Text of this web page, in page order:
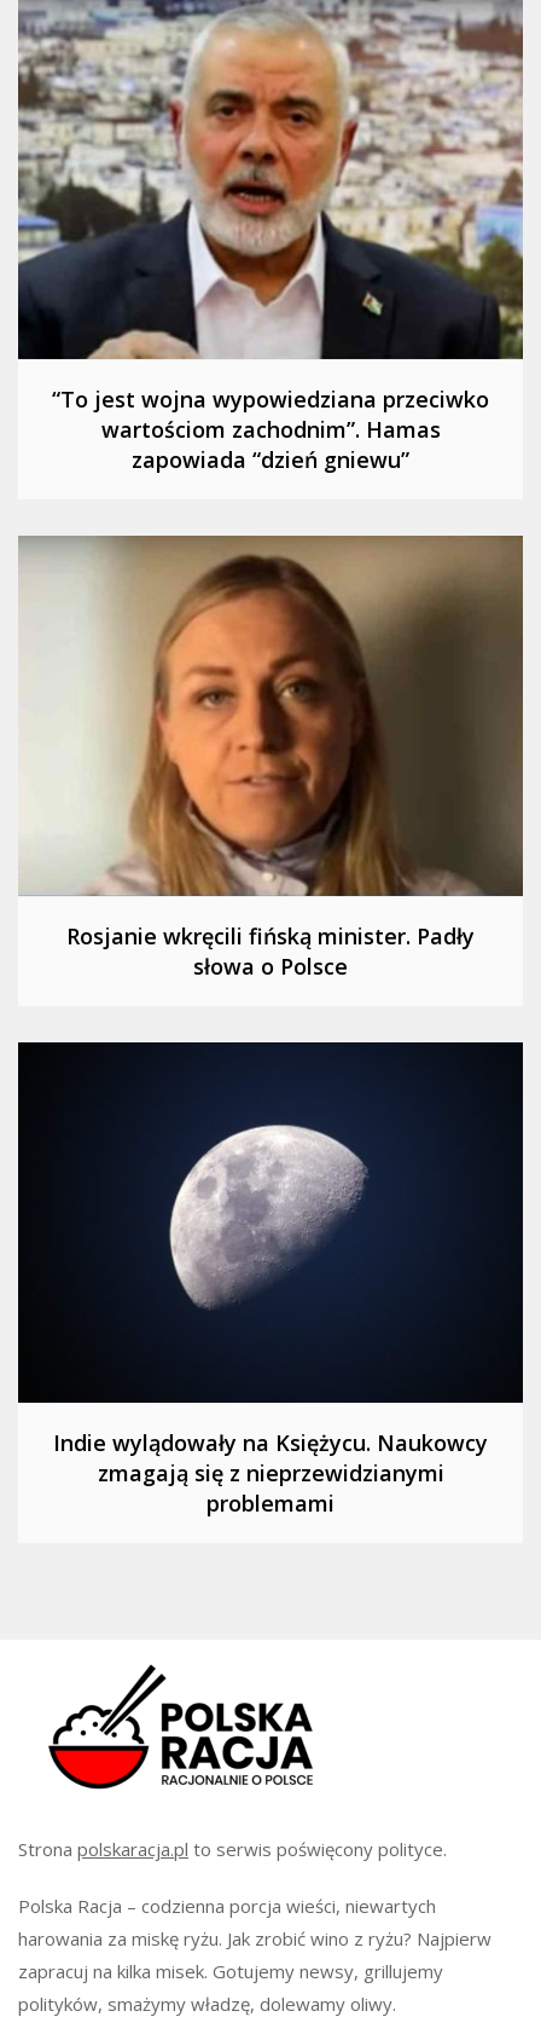
“To jest wojna wypowiedziana przeciwko
wartościom zachodnim”. Hamas
zapowiada “dzień gniewu”
Rosjanie wkręcili fińską minister. Padły
słowa o Polsce
Indie wylądowały na Księżycu. Naukowcy
zmagają się z nieprzewidzianymi
problemami
Strona polskaracja.pl to serwis poświęcony polityce.
Polska Racja – codzienna porcja wieści, niewartych
harowania za miskę ryżu. Jak zrobić wino z ryżu? Najpierw
zapracuj na kilka misek. Gotujemy newsy, grillujemy
polityków, smażymy władzę, dolewamy oliwy.